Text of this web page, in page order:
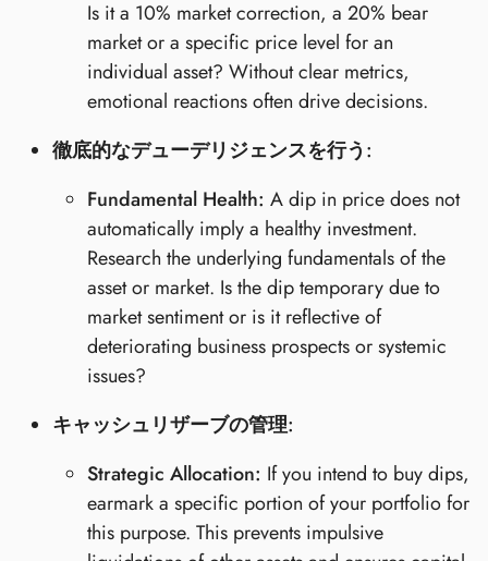
Is it a 10% market correction, a 20% bear
market or a specific price level for an
individual asset? Without clear metrics,
emotional reactions often drive decisions.
徹底的なデューデリジェンスを行う:
Fundamental Health: A dip in price does not
automatically imply a healthy investment.
Research the underlying fundamentals of the
asset or market. Is the dip temporary due to
market sentiment or is it reflective of
deteriorating business prospects or systemic
issues?
キャッシュリザーブの管理:
Strategic Allocation: If you intend to buy dips,
earmark a specific portion of your portfolio for
this purpose. This prevents impulsive